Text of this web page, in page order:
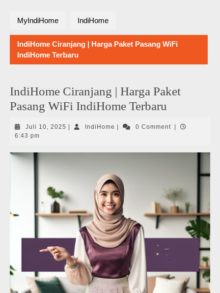
MyIndiHome IndiHome
IndiHome Ciranjang | Harga Paket Pasang WiFi
IndiHome Terbaru
IndiHome Ciranjang | Harga Paket
Pasang WiFi IndiHome Terbaru
Juli 10, 2025 Juli
IndiHome IndiHome0 Comment
6:43 pm